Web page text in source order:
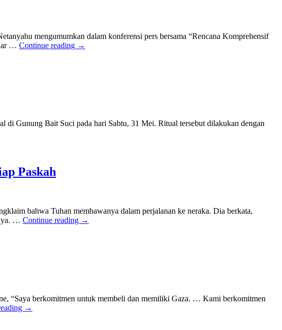
mengumumkan dalam konferensi pers bersama “Rencana Komprehensif
… Continue reading →
Gunung Bait Suci pada hari Sabtu, 31 Mei. Ritual tersebut dilakukan dengan
Paskah
bahwa Tuhan membawanya dalam perjalanan ke neraka. Dia berkata,
… Continue reading →
“Saya berkomitmen untuk membeli dan memiliki Gaza. … Kami berkomitmen
→